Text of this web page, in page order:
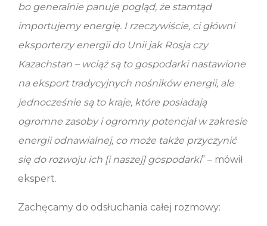
bo generalnie panuje pogląd, że stamtąd
importujemy energię. I rzeczywiście, ci główni
eksporterzy energii do Unii jak Rosja czy
Kazachstan – wciąż są to gospodarki nastawione
na eksport tradycyjnych nośników energii, ale
jednocześnie są to kraje, które posiadają
ogromne zasoby i ogromny potencjał w zakresie
energii odnawialnej, co może także przyczynić
się do rozwoju ich [i naszej] gospodarki” – mówił
ekspert.
Zachęcamy do odsłuchania całej rozmowy: